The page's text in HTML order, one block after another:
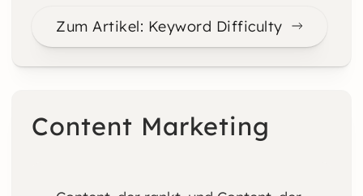
Zum Artikel: Keyword Difficulty
Content Marketing